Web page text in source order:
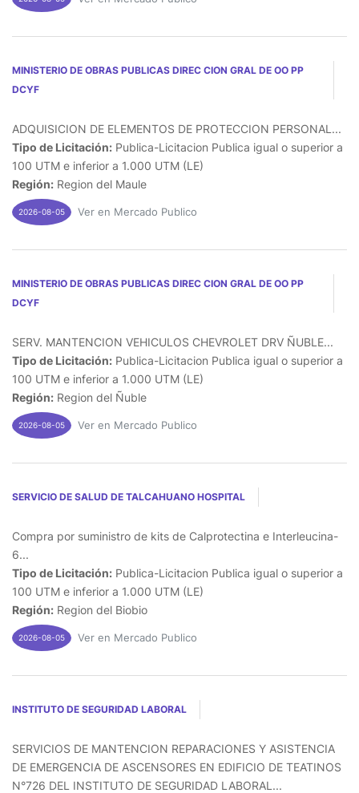
MINISTERIO DE OBRAS PUBLICAS DIREC CION GRAL DE OO PP
DCYF
ADQUISICION DE ELEMENTOS DE PROTECCION PERSONAL...
Tipo de Licitación: Publica-Licitacion Publica igual o superior a
100 UTM e inferior a 1.000 UTM (LE)
Región: Region del Maule
2026-08-05 Ver en Mercado Publico
MINISTERIO DE OBRAS PUBLICAS DIREC CION GRAL DE OO PP
DCYF
SERV. MANTENCION VEHICULOS CHEVROLET DRV ÑUBLE...
Tipo de Licitación: Publica-Licitacion Publica igual o superior a
100 UTM e inferior a 1.000 UTM (LE)
Región: Region del Ñuble
2026-08-05 Ver en Mercado Publico
SERVICIO DE SALUD DE TALCAHUANO HOSPITAL
Compra por suministro de kits de Calprotectina e Interleucina-
6...
Tipo de Licitación: Publica-Licitacion Publica igual o superior a
100 UTM e inferior a 1.000 UTM (LE)
Región: Region del Biobio
2026-08-05 Ver en Mercado Publico
INSTITUTO DE SEGURIDAD LABORAL
SERVICIOS DE MANTENCION REPARACIONES Y ASISTENCIA
DE EMERGENCIA DE ASCENSORES EN EDIFICIO DE TEATINOS
N°726 DEL INSTITUTO DE SEGURIDAD LABORAL...